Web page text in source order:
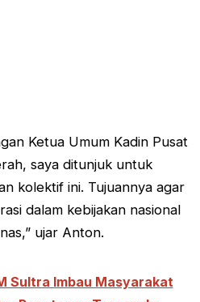
Ketua Umum Kadin Pusat
saya ditunjuk untuk
kolektif ini. Tujuannya agar
dalam kebijakan nasional
ujar Anton.
Sultra Imbau Masyarakat